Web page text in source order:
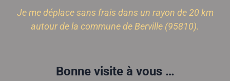
Je me déplace sans frais dans un rayon de 20 km
autour de la commune de Berville (95810).
Bonne visite à vous …